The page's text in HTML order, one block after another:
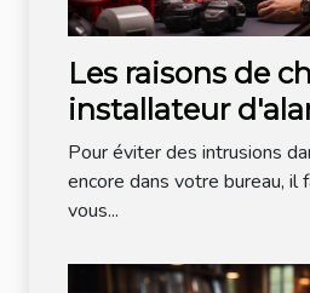
Les raisons de
installateur
critères de choix
Pour éviter des intrusions
encore dans votre bureau, il
vous...